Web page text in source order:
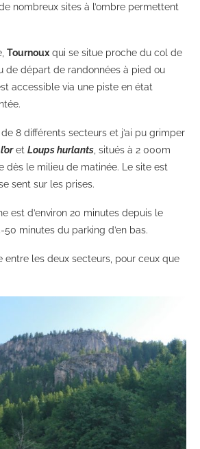
nombreux sites à l’ombre permettent
Tournoux qui se situe proche du col de
de départ de randonnées à pied ou
accessible via une piste en état
8 différents secteurs et j’ai pu grimper
et Loups hurlants , situés à 2 000m
dès le milieu de matinée. Le site est
sent sur les prises.
est d’environ 20 minutes depuis le
minutes du parking d’en bas.
entre les deux secteurs, pour ceux que